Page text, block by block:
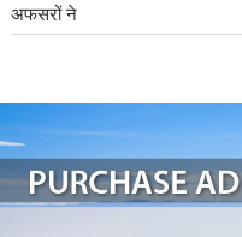
अफसरों ने